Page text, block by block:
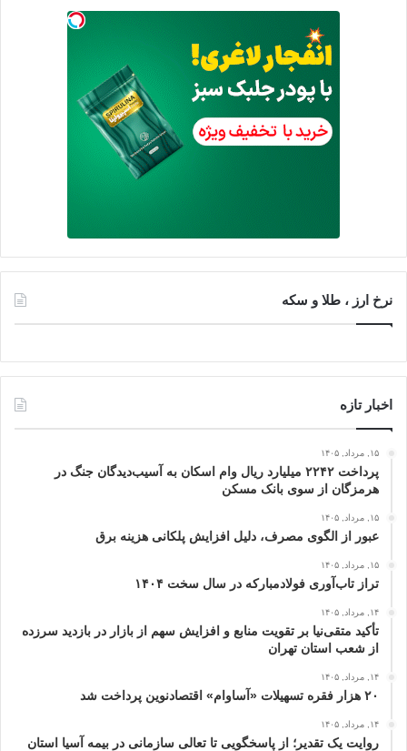
نرخ ارز ، طلا و سکه
اخبار تازه
۱۵, مرداد, ۱۴۰۵
پرداخت ۲۲۴۲ میلیارد ریال وام اسکان به آسیب‌دیدگان جنگ در
هرمزگان از سوی بانک مسکن
۱۵, مرداد, ۱۴۰۵
عبور از الگوی مصرف، دلیل افزایش پلکانی هزینه برق
۱۵, مرداد, ۱۴۰۵
تراز تاب‌آوری فولادمبارکه در سال سخت ۱۴۰۴
۱۴, مرداد, ۱۴۰۵
تأکید متقی‌نیا بر تقویت منابع و افزایش سهم از بازار در بازدید سرزده
از شعب استان تهران
۱۴, مرداد, ۱۴۰۵
۲۰ هزار فقره تسهیلات «آساوام» اقتصادنوین پرداخت شد
۱۴, مرداد, ۱۴۰۵
روایت یک تقدیر؛ از پاسخگویی تا تعالی سازمانی در بیمه آسیا استان